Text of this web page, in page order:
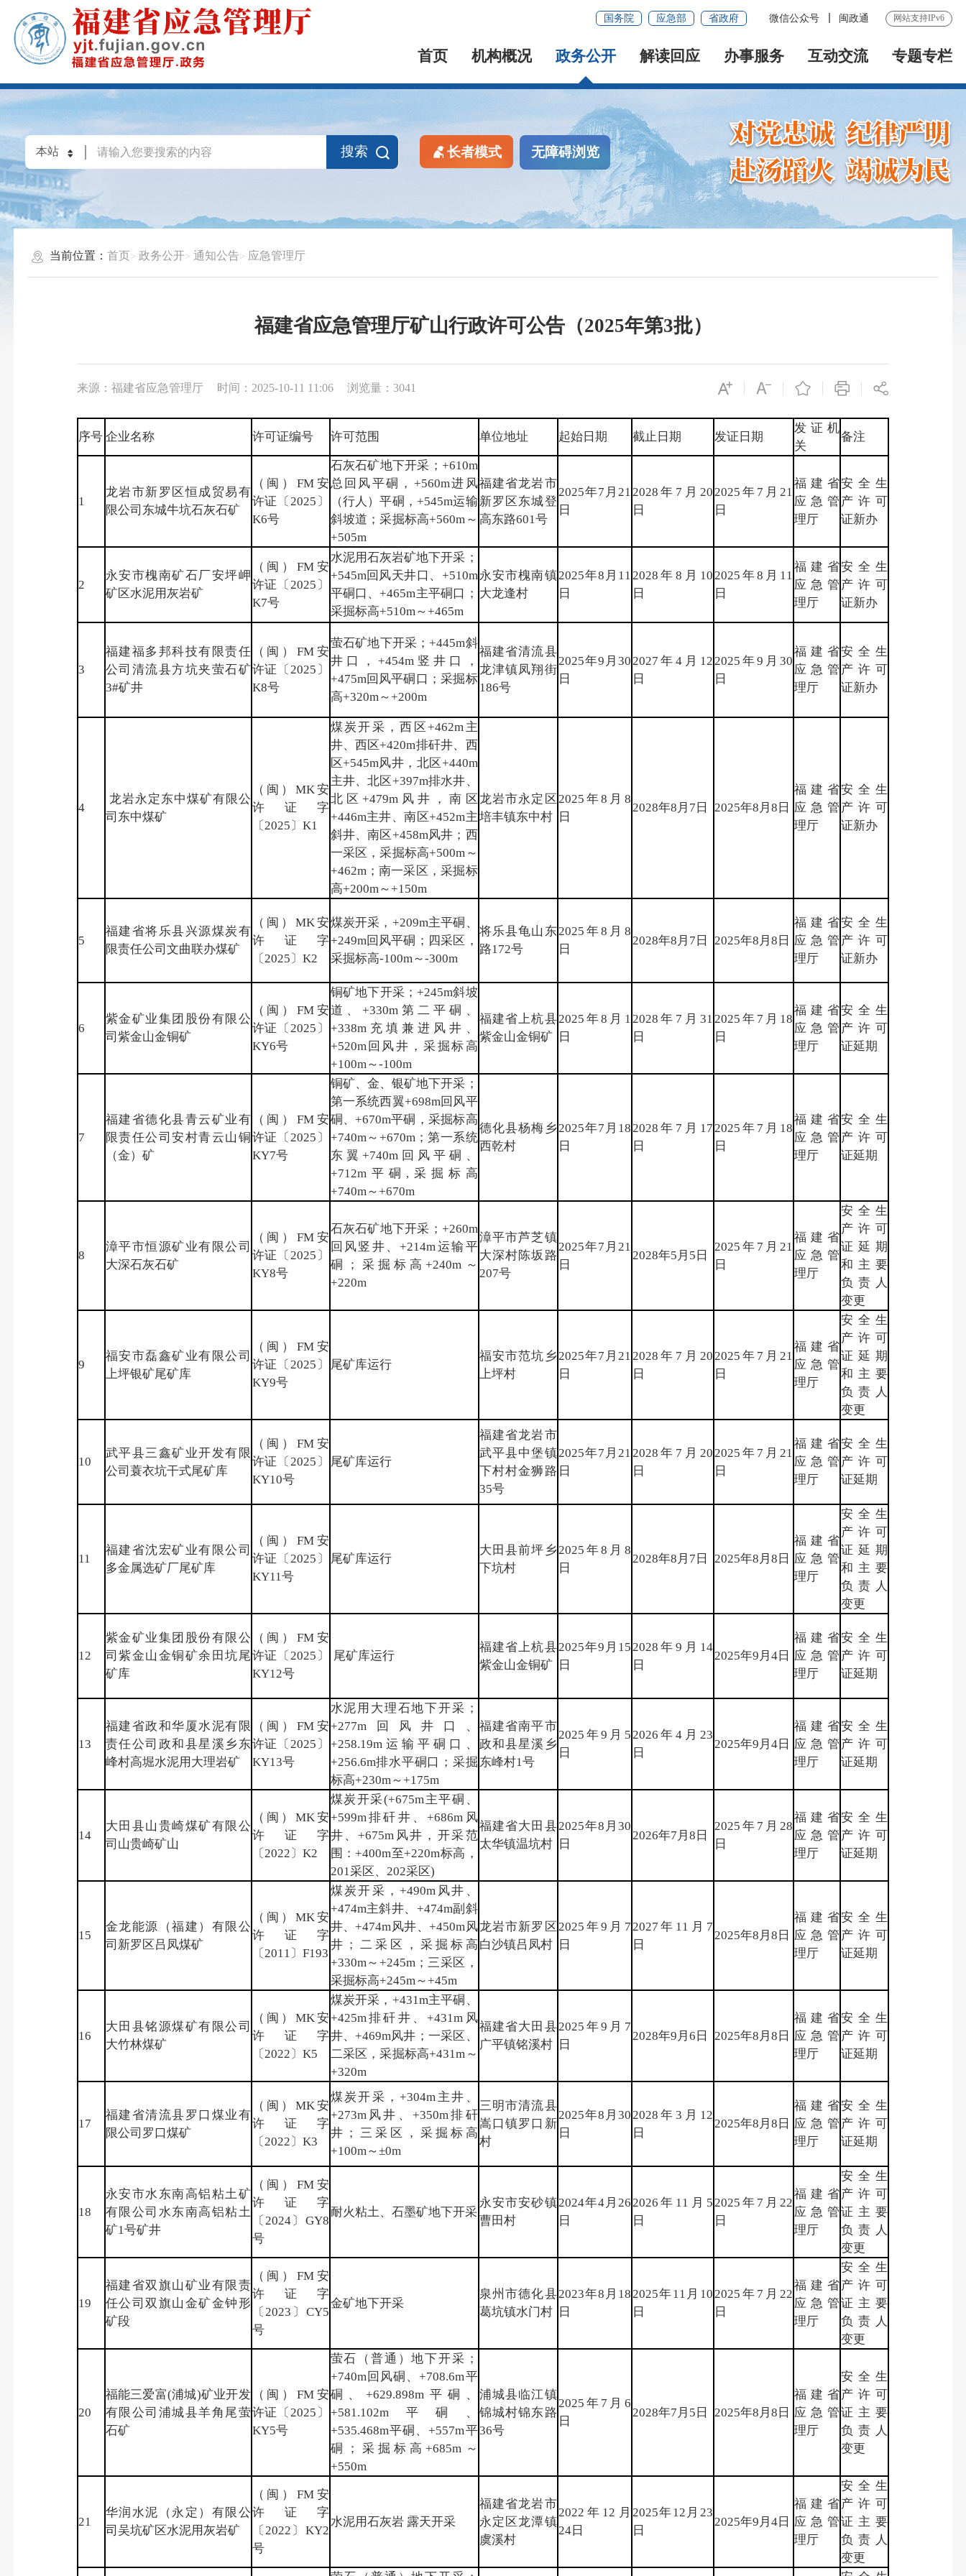
国务院 应急部 省政府 微信公众号 闽政通 网站支持IPv6
首页 机构概况 政务公开 解读回应 办事服务 互动交流 专题专栏
搜索 长者模式 无障碍浏览
当前位置：首页 政务公开 通知公告 应急管理厅
福建省应急管理厅矿山行政许可公告（2025年第3批）
来源：福建省应急管理厅 时间：2025-10-11 11:06 浏览量：3041
序号 企业名称 许可证编号 许可范围 单位地址 起始日期 截止日期 发证日期
发证机
关
备注
1
龙岩市新罗区恒成贸易有
限公司东城牛坑石灰石矿
（闽）FM安
许证〔2025〕
K6号
石灰石矿地下开采；+610m
总回风平硐，+560m进风
（行人）平硐，+545m运输
斜坡道；采掘标高+560m～
+505m
福建省龙岩市
新罗区东城登
高东路601号
2025年7月21
日
2028年7月20
日
2025年7月21
日
福建省
应急管
理厅
安全生
产许可
证新办
2
永安市槐南矿石厂安坪岬
矿区水泥用灰岩矿
（闽）FM安
许证〔2025〕
K7号
水泥用石灰岩矿地下开采；
+545m回风天井口、+510m
平硐口、+465m主平硐口；
采掘标高+510m～+465m
永安市槐南镇
大龙逢村
2025年8月11
日
2028年8月10
日
2025年8月11
日
福建省
应急管
理厅
安全生
产许可
证新办
3
福建福多邦科技有限责任
公司清流县方坑夹萤石矿
3#矿井
（闽）FM安
许证〔2025〕
K8号
萤石矿地下开采；+445m斜
井口，+454m竖井口，
+475m回风平硐口；采掘标
高+320m～+200m
福建省清流县
龙津镇凤翔街
186号
2025年9月30
日
2027年4月12
日
2025年9月30
日
福建省
应急管
理厅
安全生
产许可
证新办
4
龙岩永定东中煤矿有限公
司东中煤矿
（闽）MK安
许证字
〔2025〕K1
煤炭开采，西区+462m主
井、西区+420m排矸井、西
区+545m风井，北区+440m
主井、北区+397m排水井、
北区+479m风井，南区
+446m主井、南区+452m主
斜井、南区+458m风井；西
一采区，采掘标高+500m～
+462m；南一采区，采掘标
高+200m～+150m
龙岩市永定区
培丰镇东中村
2025年8月8
日
2028年8月7日 2025年8月8日
福建省
应急管
理厅
安全生
产许可
证新办
5
福建省将乐县兴源煤炭有
限责任公司文曲联办煤矿
（闽）MK安
许证字
〔2025〕K2
煤炭开采，+209m主平硐、
+249m回风平硐；四采区，
采掘标高-100m～-300m
将乐县龟山东
路172号
2025年8月8
日
2028年8月7日 2025年8月8日
福建省
应急管
理厅
安全生
产许可
证新办
6
紫金矿业集团股份有限公
司紫金山金铜矿
（闽）FM安
许证〔2025〕
KY6号
铜矿地下开采；+245m斜坡
道、+330m第二平硐、
+338m充填兼进风井、
+520m回风井，采掘标高
+100m～-100m
福建省上杭县
紫金山金铜矿
2025年8月1
日
2028年7月31
日
2025年7月18
日
福建省
应急管
理厅
安全生
产许可
证延期
7
福建省德化县青云矿业有
限责任公司安村青云山铜
（金）矿
（闽）FM安
许证〔2025〕
KY7号
铜矿、金、银矿地下开采；
第一系统西翼+698m回风平
硐、+670m平硐，采掘标高
+740m～+670m；第一系统
东翼+740m回风平硐、
+712m平硐,采掘标高
+740m～+670m
德化县杨梅乡
西乾村
2025年7月18
日
2028年7月17
日
2025年7月18
日
福建省
应急管
理厅
安全生
产许可
证延期
8
漳平市恒源矿业有限公司
大深石灰石矿
（闽）FM安
许证〔2025〕
KY8号
石灰石矿地下开采；+260m
回风竖井、+214m运输平
硐；采掘标高+240m～
+220m
漳平市芦芝镇
大深村陈坂路
207号
2025年7月21
日
2028年5月5日
2025年7月21
日
福建省
应急管
理厅
安全生
产许可
证延期
和主要
负责人
变更
9
福安市磊鑫矿业有限公司
上坪银矿尾矿库
（闽）FM安
许证〔2025〕
KY9号
尾矿库运行
福安市范坑乡
上坪村
2025年7月21
日
2028年7月20
日
2025年7月21
日
福建省
应急管
理厅
安全生
产许可
证延期
和主要
负责人
变更
10
武平县三鑫矿业开发有限
公司蓑衣坑干式尾矿库
（闽）FM安
许证〔2025〕
KY10号
尾矿库运行
福建省龙岩市
武平县中堡镇
下村村金狮路
35号
2025年7月21
日
2028年7月20
日
2025年7月21
日
福建省
应急管
理厅
安全生
产许可
证延期
11
福建省沈宏矿业有限公司
多金属选矿厂尾矿库
（闽）FM安
许证〔2025〕
KY11号
尾矿库运行
大田县前坪乡
下坑村
2025年8月8
日
2028年8月7日 2025年8月8日
福建省
应急管
理厅
安全生
产许可
证延期
和主要
负责人
变更
12
紫金矿业集团股份有限公
司紫金山金铜矿余田坑尾
矿库
（闽）FM安
许证〔2025〕
KY12号
尾矿库运行
福建省上杭县
紫金山金铜矿
2025年9月15
日
2028年9月14
日
2025年9月4日
福建省
应急管
理厅
安全生
产许可
证延期
13
福建省政和华厦水泥有限
责任公司政和县星溪乡东
峰村高堀水泥用大理岩矿
（闽）FM安
许证〔2025〕
KY13号
水泥用大理石地下开采；
+277m回风井口、
+258.19m运输平硐口、
+256.6m排水平硐口；采掘
标高+230m～+175m
福建省南平市
政和县星溪乡
东峰村1号
2025年9月5
日
2026年4月23
日
2025年9月4日
福建省
应急管
理厅
安全生
产许可
证延期
14
大田县山贵崎煤矿有限公
司山贵崎矿山
（闽）MK安
许证字
〔2022〕K2
煤炭开采(+675m主平硐、
+599m排矸井、+686m风
井、+675m风井，开采范
围：+400m至+220m标高，
201采区、202采区)
福建省大田县
太华镇温坑村
2025年8月30
日
2026年7月8日
2025年7月28
日
福建省
应急管
理厅
安全生
产许可
证延期
15
金龙能源（福建）有限公
司新罗区吕凤煤矿
（闽）MK安
许证字
〔2011〕F193
煤炭开采，+490m风井、
+474m主斜井、+474m副斜
井、+474m风井、+450m风
井；二采区，采掘标高
+330m～+245m；三采区，
采掘标高+245m～+45m
龙岩市新罗区
白沙镇吕凤村
2025年9月7
日
2027年11月7
日
2025年8月8日
福建省
应急管
理厅
安全生
产许可
证延期
16
大田县铭源煤矿有限公司
大竹林煤矿
（闽）MK安
许证字
〔2022〕K5
煤炭开采，+431m主平硐、
+425m排矸井、+431m风
井、+469m风井；一采区、
二采区，采掘标高+431m～
+320m
福建省大田县
广平镇铭溪村
2025年9月7
日
2028年9月6日 2025年8月8日
福建省
应急管
理厅
安全生
产许可
证延期
17
福建省清流县罗口煤业有
限公司罗口煤矿
（闽）MK安
许证字
〔2022〕K3
煤炭开采，+304m主井、
+273m风井、+350m排矸
井；三采区，采掘标高
+100m～±0m
三明市清流县
嵩口镇罗口新
村
2025年8月30
日
2028年3月12
日
2025年8月8日
福建省
应急管
理厅
安全生
产许可
证延期
18
永安市水东南高铝粘土矿
有限公司水东南高铝粘土
矿1号矿井
（闽）FM安
许证字
〔2024〕GY8
号
耐火粘土、石墨矿地下开采
永安市安砂镇
曹田村
2024年4月26
日
2026年11月5
日
2025年7月22
日
福建省
应急管
理厅
安全生
产许可
证主要
负责人
变更
19
福建省双旗山矿业有限责
任公司双旗山金矿金钟形
矿段
（闽）FM安
许证字
〔2023〕CY5
号
金矿地下开采
泉州市德化县
葛坑镇水门村
2023年8月18
日
2025年11月10
日
2025年7月22
日
福建省
应急管
理厅
安全生
产许可
证主要
负责人
变更
20
福能三爱富(浦城)矿业开发
有限公司浦城县羊角尾萤
石矿
（闽）FM安
许证〔2025〕
KY5号
萤石（普通）地下开采；
+740m回风硐、+708.6m平
硐、+629.898m平硐、
+581.102m平硐、
+535.468m平硐、+557m平
硐；采掘标高+685m～
+550m
浦城县临江镇
锦城村锦东路
36号
2025年7月6
日
2028年7月5日 2025年8月8日
福建省
应急管
理厅
安全生
产许可
证主要
负责人
变更
21
华润水泥（永定）有限公
司吴坑矿区水泥用灰岩矿
（闽）FM安
许证字
〔2022〕KY2
号
水泥用石灰岩 露天开采
福建省龙岩市
永定区龙潭镇
虞溪村
2022年12月
24日
2025年12月23
日
2025年9月4日
福建省
应急管
理厅
安全生
产许可
证主要
负责人
变更